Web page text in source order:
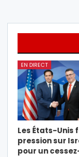
EN DIRECT
Les États-Unis
pression sur
pour un